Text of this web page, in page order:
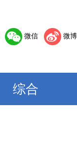
微信 微博
综合